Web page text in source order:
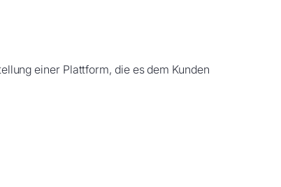
einer Plattform, die es dem Kunden